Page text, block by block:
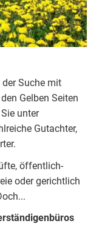
der Suche mit
Gelben Seiten
unter
Gutachter,
öffentlich-
oder gerichtlich